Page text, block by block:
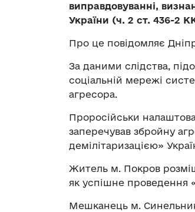
виправдовуванні,
України (ч. 2 ст. 436-2
Про це повідомляє
За даними слідства,
соціальній мережі
агресора.
Проросійськи
заперечував збройну
демілітаризацією»
Житель м. Покров
як успішне проведення
Мешканець м.